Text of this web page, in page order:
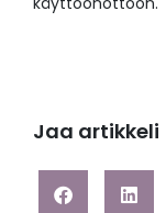
Jaa artikkeli